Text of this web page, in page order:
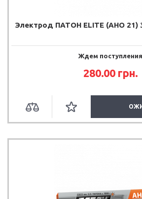
Электрод ПАТОН ELITE (АНО 21)
Ждем поступления
280.00 грн.